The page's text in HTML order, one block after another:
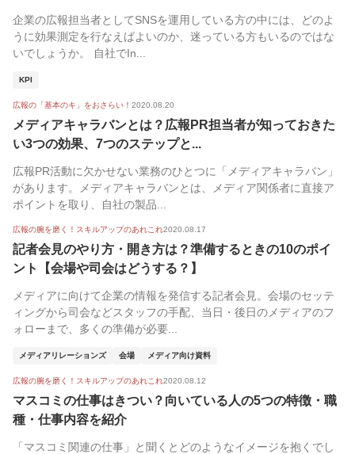
企業の広報担当者としてSNSを運用している方の中には、どのよ
うに効果測定を行なえばよいのか、迷っている方もいるのではな
いでしょうか。 自社でIn...
KPI
広報の「基本のキ」をおさらい！ 2020.08.20
メディアキャラバンとは？広報PR担当者が知っておきた
い3つの効果、7つのステップと...
広報PR活動に欠かせない業務のひとつに「メディアキャラバン」
があります。メディアキャラバンとは、メディア関係者に直接ア
ポイントを取り、自社の製品...
広報の腕を磨く！スキルアップのあれこれ2020.08.17
記者会見のやり方・開き方は？準備するときの10のポイ
ント【会場や司会はどうする？】
メディアに向けて企業の情報を発信する記者会見。会場のセッテ
ィングから司会などスタッフの手配、当日・後日のメディアのフ
ォローまで、多くの準備が必要...
メディアリレーションズ 会場 メディア向け資料
広報の腕を磨く！スキルアップのあれこれ2020.08.12
マスコミの仕事はきつい？向いている人の5つの特徴・職
種・仕事内容を紹介
「マスコミ関連の仕事」と聞くとどのようなイメージを抱くでし